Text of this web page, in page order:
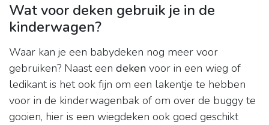
Wat voor deken gebruik je in de
kinderwagen?
Waar kan je een babydeken nog meer voor
gebruiken? Naast een deken voor in een wieg of
ledikant is het ook fijn om een lakentje te hebben
voor in de kinderwagenbak of om over de buggy te
gooien, hier is een wiegdeken ook goed geschikt